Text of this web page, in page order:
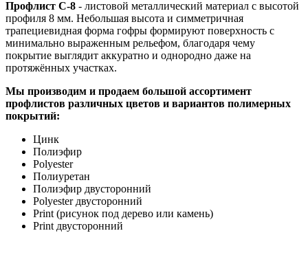
Профлист С-8 - листовой металлический материал с высотой
профиля 8 мм. Небольшая высота и симметричная
трапециевидная форма гофры формируют поверхность с
минимально выраженным рельефом, благодаря чему
покрытие выглядит аккуратно и однородно даже на
протяжённых участках.
Мы производим и продаем большой ассортимент
профлистов различных цветов и вариантов полимерных
покрытий:
Цинк
Полиэфир
Polyester
Полиуретан
Полиэфир двусторонний
Polyester двусторонний
Print (рисунок под дерево или камень)
Print двусторонний